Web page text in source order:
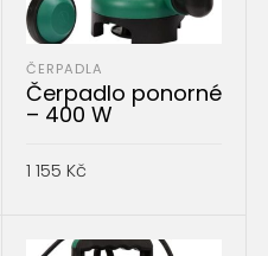
ČERPADLA
Čerpadlo ponorné
– 400 W
1 155 Kč